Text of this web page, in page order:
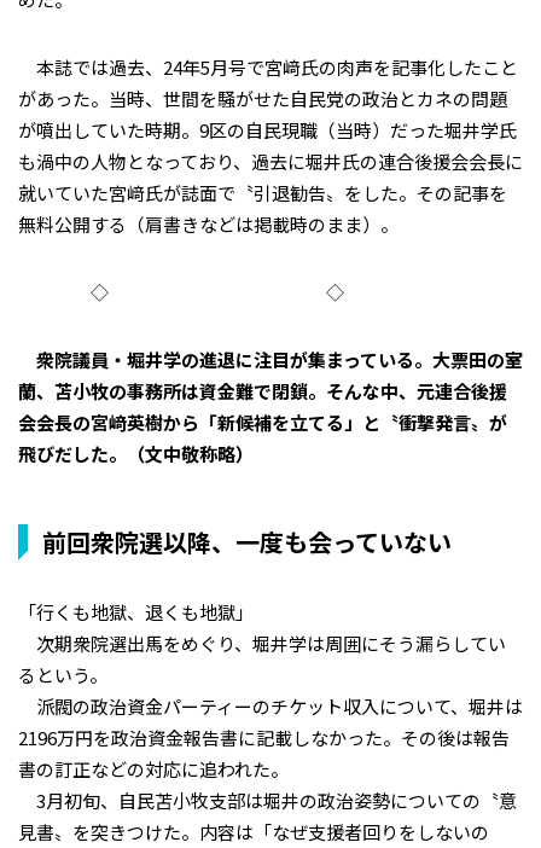
本誌では過去、24年5月号で宮﨑氏の肉声を記事化したこと
があった。当時、世間を騒がせた自民党の政治とカネの問題
が噴出していた時期。9区の自民現職（当時）だった堀井学氏
も渦中の人物となっており、過去に堀井氏の連合後援会会長に
就いていた宮﨑氏が誌面で〝引退勧告〟をした。その記事を
無料公開する（肩書きなどは掲載時のまま）。
◇ ◇
衆院議員・堀井学の進退に注目が集まっている。大票田の室
蘭、苫小牧の事務所は資金難で閉鎖。そんな中、元連合後援
会会長の宮﨑英樹から「新候補を立てる」と〝衝撃発言〟が
飛びだした――。（文中敬称略）
前回衆院選以降、一度も会っていない
「行くも地獄、退くも地獄」
次期衆院選出馬をめぐり、堀井学は周囲にそう漏らしてい
るという。
派閥の政治資金パーティーのチケット収入について、堀井は
2196万円を政治資金報告書に記載しなかった。その後は報告
書の訂正などの対応に追われた。
3月初旬、自民苫小牧支部は堀井の政治姿勢についての〝意
見書〟を突きつけた。内容は「なぜ支援者回りをしないの